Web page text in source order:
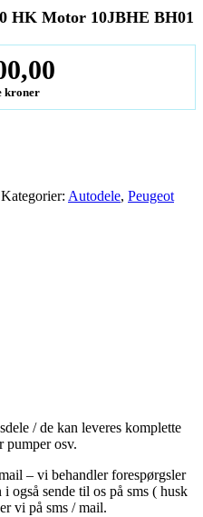
HK Motor 10JBHE BH01
kroner
Kategorier: Autodele, Peugeot
/ de kan leveres komplette
pumper osv.
– vi behandler forespørgsler
også sende til os på sms ( husk
vi på sms / mail.